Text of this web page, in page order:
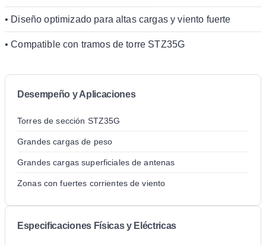
• Diseño optimizado para altas cargas y viento fuerte
• Compatible con tramos de torre STZ35G
Desempeño y Aplicaciones
Torres de sección STZ35G
Grandes cargas de peso
Grandes cargas superficiales de antenas
Zonas con fuertes corrientes de viento
Especificaciones Físicas y Eléctricas